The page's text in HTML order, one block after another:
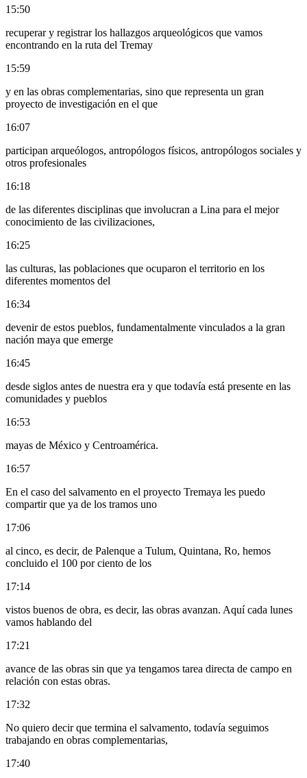
15:50
recuperar y registrar los hallazgos arqueológicos que vamos
encontrando en la ruta del Tremay
15:59
y en las obras complementarias, sino que representa un gran
proyecto de investigación en el que
16:07
participan arqueólogos, antropólogos físicos, antropólogos sociales y
otros profesionales
16:18
de las diferentes disciplinas que involucran a Lina para el mejor
conocimiento de las civilizaciones,
16:25
las culturas, las poblaciones que ocuparon el territorio en los
diferentes momentos del
16:34
devenir de estos pueblos, fundamentalmente vinculados a la gran
nación maya que emerge
16:45
desde siglos antes de nuestra era y que todavía está presente en las
comunidades y pueblos
16:53
mayas de México y Centroamérica.
16:57
En el caso del salvamento en el proyecto Tremaya les puedo
compartir que ya de los tramos uno
17:06
al cinco, es decir, de Palenque a Tulum, Quintana, Ro, hemos
concluido el 100 por ciento de los
17:14
vistos buenos de obra, es decir, las obras avanzan. Aquí cada lunes
vamos hablando del
17:21
avance de las obras sin que ya tengamos tarea directa de campo en
relación con estas obras.
17:32
No quiero decir que termina el salvamento, todavía seguimos
trabajando en obras complementarias,
17:40